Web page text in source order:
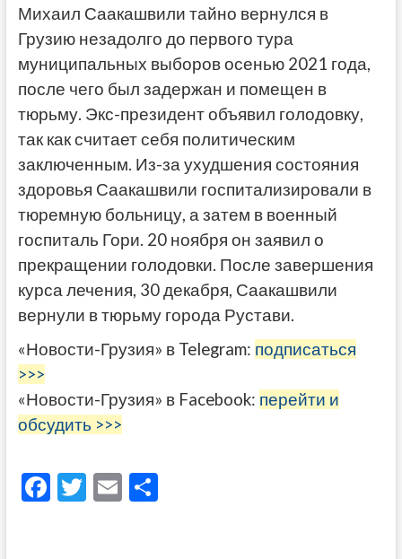
Михаил Саакашвили тайно вернулся в
Грузию незадолго до первого тура
муниципальных выборов осенью 2021 года,
после чего был задержан и помещен в
тюрьму. Экс-президент объявил голодовку,
так как считает себя политическим
заключенным. Из-за ухудшения состояния
здоровья Саакашвили госпитализировали в
тюремную больницу, а затем в военный
госпиталь Гори. 20 ноября он заявил о
прекращении голодовки. После завершения
курса лечения, 30 декабря, Саакашвили
вернули в тюрьму города Рустави.
«Новости-Грузия» в Telegram: подписаться
>>>
«Новости-Грузия» в Facebook: перейти и
обсудить >>>
F T E О